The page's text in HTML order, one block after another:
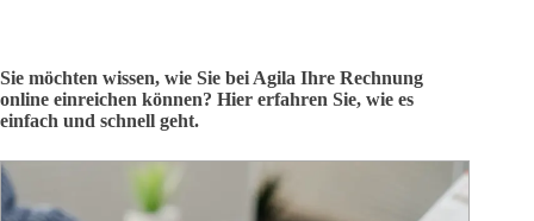
Sie möchten wissen, wie Sie bei Agila Ihre Rechnung
online einreichen können? Hier erfahren Sie, wie es
einfach und schnell geht.